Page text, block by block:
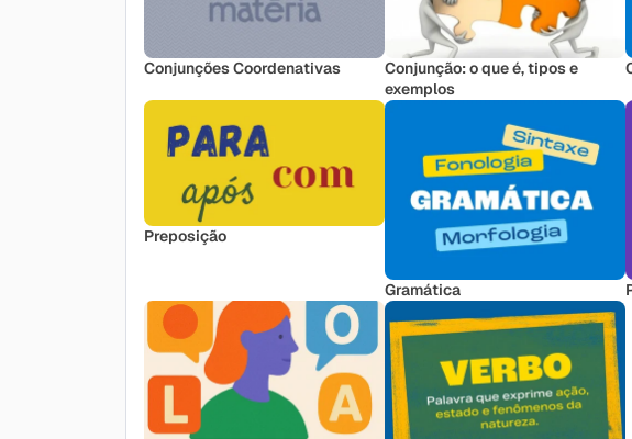
Conjunções Coordenativas
Conjunção: o que é, tipos e
exemplos
Preposição
Gramática